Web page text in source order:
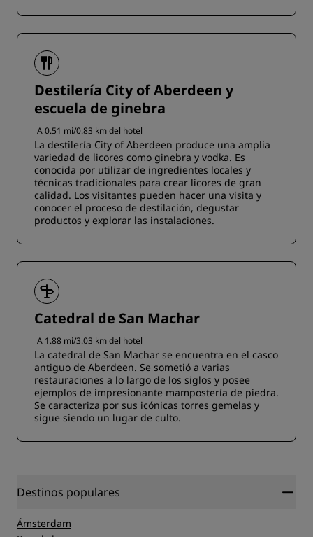
Destilería City of Aberdeen y
escuela de ginebra
A 0.51 mi/0.83 km del hotel
La destilería City of Aberdeen produce una amplia
variedad de licores como ginebra y vodka. Es
conocida por utilizar de ingredientes locales y
técnicas tradicionales para crear licores de gran
calidad. Los visitantes pueden hacer una visita y
conocer el proceso de destilación, degustar
productos y explorar las instalaciones.
Catedral de San Machar
A 1.88 mi/3.03 km del hotel
La catedral de San Machar se encuentra en el casco
antiguo de Aberdeen. Se sometió a varias
restauraciones a lo largo de los siglos y posee
ejemplos de impresionante mampostería de piedra.
Se caracteriza por sus icónicas torres gemelas y
sigue siendo un lugar de culto.
Destinos populares
Ámsterdam